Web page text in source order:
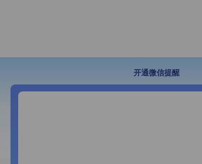
开通微信提醒